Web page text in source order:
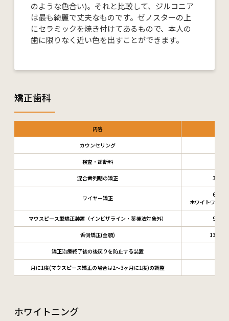
のような色合い)。それと比較して、ジルコニア
は最も綺麗で丈夫なものです。ゼノスターの上
にセラミックを焼き付けてあるもので、本人の
歯に限りなく近い色を出すことができます。
矯正歯科
内容
カウンセリング
検査・診断料
混合歯列期の矯正
ワイヤー矯正
ホワイトワイ
マウスピース型矯正装置（インビザライン・薬機法対象外）
舌側矯正(全顎)
矯正治療終了後の後戻りを防止する装置
月に1度(マウスピース矯正の場合は2～3ヶ月に1度)の調整
ホワイトニング